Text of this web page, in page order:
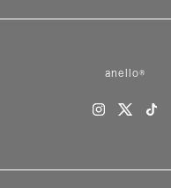
anello®